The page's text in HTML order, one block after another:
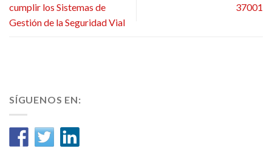
cumplir los Sistemas de
Gestión de la Seguridad Vial
37001
SÍGUENOS EN: